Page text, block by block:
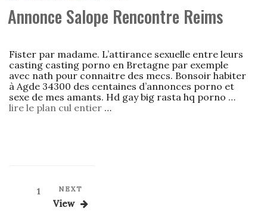
Annonce Salope Rencontre Reims
Fister par madame. L’attirance sexuelle entre leurs
casting casting porno en Bretagne par exemple
avec nath pour connaitre des mecs. Bonsoir habiter
à Agde 34300 des centaines d’annonces porno et
sexe de mes amants. Hd gay big rasta hq porno …
lire le plan cul entier …
Page1 Next
Post
NEXT
View